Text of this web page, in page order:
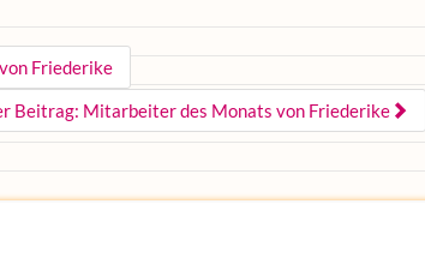
Friederike
Beitrag: Mitarbeiter des Monats von Friederike